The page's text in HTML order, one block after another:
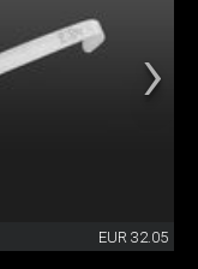
EUR 32.05